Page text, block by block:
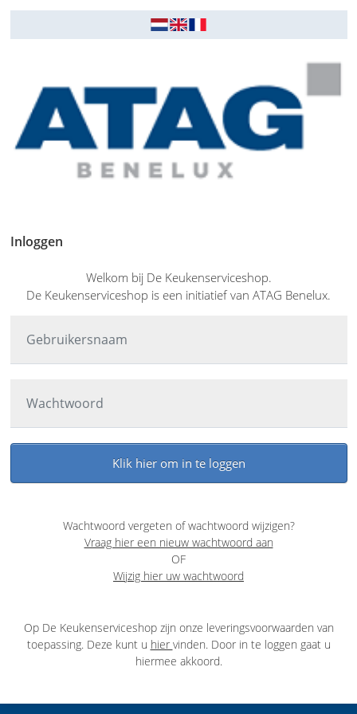
Inloggen
Welkom bij De Keukenserviceshop.
De Keukenserviceshop is een initiatief van ATAG Benelux.
Wachtwoord vergeten of wachtwoord wijzigen?
Vraag hier een nieuw wachtwoord aan
OF
Wijzig hier uw wachtwoord
Op De Keukenserviceshop zijn onze leveringsvoorwaarden van
toepassing. Deze kunt u hier vinden. Door in te loggen gaat u
hiermee akkoord.